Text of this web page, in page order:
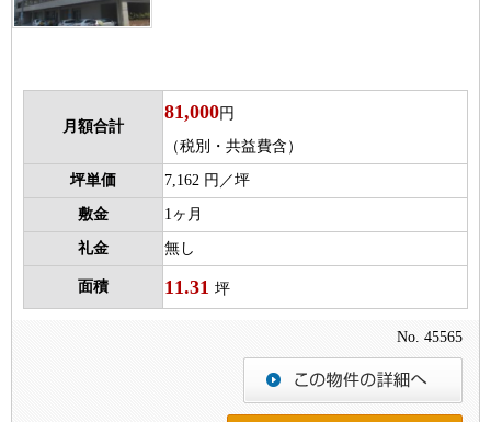
月額合計
81,000円
（税別・共益費含）
坪単価 7,162 円／坪
敷金 1ヶ月
礼金 無し
面積 11.31 坪
No. 45565